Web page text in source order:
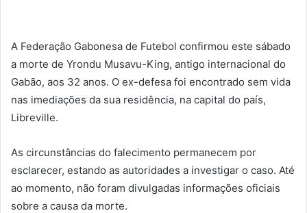
A Federação Gabonesa de Futebol confirmou este sábado
a morte de Yrondu Musavu-King, antigo internacional do
Gabão, aos 32 anos. O ex-defesa foi encontrado sem vida
nas imediações da sua residência, na capital do país,
Libreville.
As circunstâncias do falecimento permanecem por
esclarecer, estando as autoridades a investigar o caso. Até
ao momento, não foram divulgadas informações oficiais
sobre a causa da morte.